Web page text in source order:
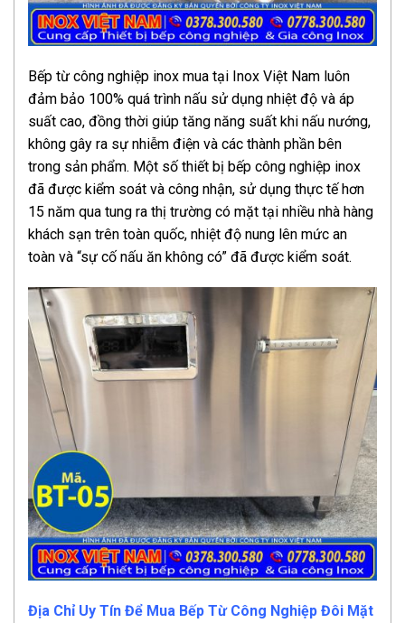
Bếp từ công nghiệp inox mua tại Inox Việt Nam luôn
đảm bảo 100% quá trình nấu sử dụng nhiệt độ và áp
suất cao, đồng thời giúp tăng năng suất khi nấu nướng,
không gây ra sự nhiễm điện và các thành phần bên
trong sản phẩm. Một số thiết bị bếp công nghiệp inox
đã được kiểm soát và công nhận, sử dụng thực tế hơn
15 năm qua tung ra thị trường có mặt tại nhiều nhà hàng
khách sạn trên toàn quốc, nhiệt độ nung lên mức an
toàn và “sự cố nấu ăn không có” đã được kiểm soát.
Địa Chỉ Uy Tín Để Mua Bếp Từ Công Nghiệp Đôi Mặt